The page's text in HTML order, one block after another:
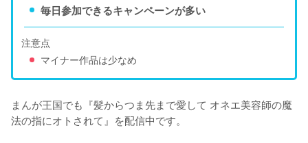
毎日参加できるキャンペーンが多い
注意点
マイナー作品は少なめ
まんが王国でも『髪からつま先まで愛して オネエ美容師の魔
法の指にオトされて』を配信中です。